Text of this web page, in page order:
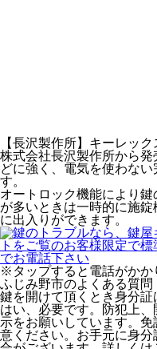
【長沢製作所】キーレック
株式会社長沢製作所から
どに強く、電気を使わな
す。
オートロック機能により
が多いときは一時的に施
に出入りができます。
※タップすると電話がかか
ふじみ野市のよくある質問
鍵を開けて頂くとき身分証
はい、必要です。防犯上
示をお願いしています。
意ください。お手元に身